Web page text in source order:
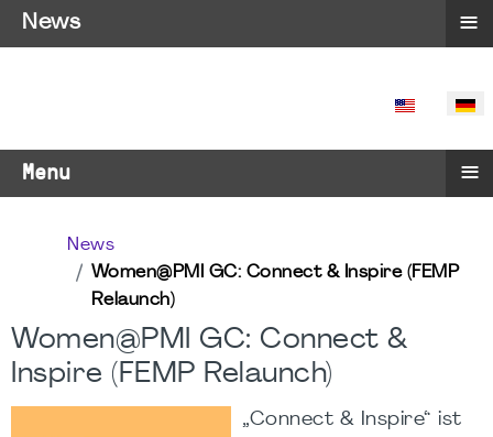
SPRACHE
Menu ≡
News
Women@PMI GC: Connect & Inspire (FEMP
Relaunch)
Women@PMI GC: Connect &
Inspire (FEMP Relaunch)
„Connect & Inspire“ ist
News ≡